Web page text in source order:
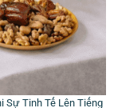
Sự Tinh Tế Lên Tiếng